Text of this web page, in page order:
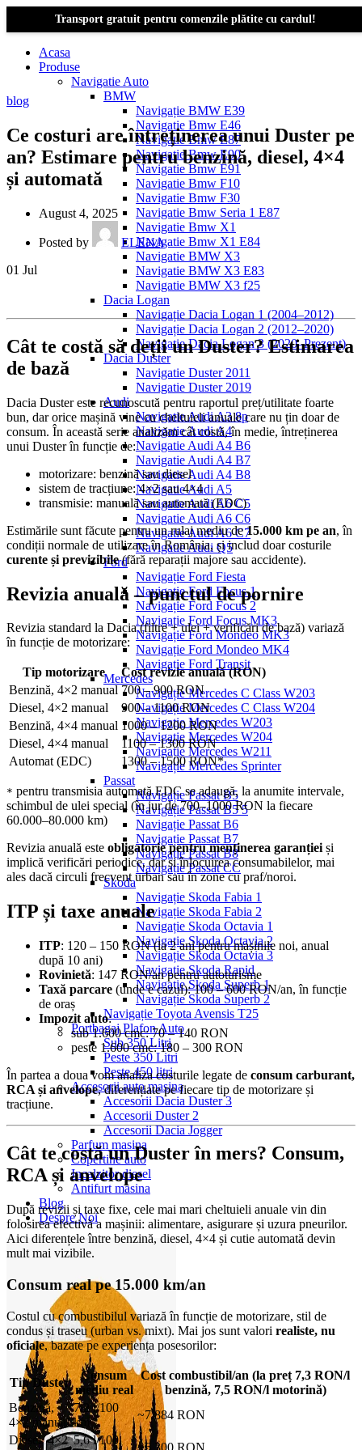
Transport gratuit pentru comenzile plătite cu cardul!
Acasa
Produse
Navigatie Auto
BMW
Navigație BMW E39
Navigatie Bmw E46
Navigatie Bmw E87
Navigatie Bmw E90
Navigatie Bmw E91
Navigatie Bmw F10
Navigatie Bmw F30
Navigatie Bmw Seria 1 E87
Navigatie Bmw X1
Navigatie Bmw X1 E84
Navigatie BMW X3
Navigatie BMW X3 E83
Navigatie BMW X3 f25
Dacia Logan
Navigație Dacia Logan 1 (2004–2012)
Navigație Dacia Logan 2 (2012–2020)
Navigație Dacia Logan 3 (2020–Prezent)
Dacia Duster
Navigatie Duster 2011
Navigatie Duster 2019
Audi
Navigatie Audi A3 8p
Navigatie Audi A4
Navigatie Audi A4 B6
Navigatie Audi A4 B7
Navigatie Audi A4 B8
Navigatie Audi A5
Navigatie Audi A6 C5
Navigatie Audi A6 C6
Navigatie Audi A6 C7
Navigatie Audi Q5
Ford
Navigație Ford Fiesta
Navigație Ford Focus 1
Navigație Ford Focus 2
Navigație Ford Focus MK3
Navigație Ford Mondeo MK3
Navigație Ford Mondeo MK4
Navigație Ford Transit
Mercedes
Navigație Mercedes C Class W203
Navigație Mercedes C Class W204
Navigație Mercedes W203
Navigație Mercedes W204
Navigație Mercedes W211
Navigație Mercedes Sprinter
Passat
Navigație Passat B5
Navigație Passat B5 5
Navigație Passat B6
Navigație Passat B7
Navigație Passat B8
Navigație Passat CC
Skoda
Navigație Skoda Fabia 1
Navigație Skoda Fabia 2
Navigație Skoda Octavia 1
Navigație Skoda Octavia 2
Navigație Skoda Octavia 3
Navigație Skoda Rapid
Navigație Skoda Superb 1
Navigație Skoda Superb 2
Navigație Toyota Avensis T25
Portbagaj Plafon Auto
Sub 350 Litri
Peste 350 Litri
Peste 450 litri
Accesorii auto masina
Accesorii Dacia Duster 3
Accesorii Duster 2
Accesorii Dacia Jogger
Parfum masina
Copertine auto
Incalzitor diesel
Antifurt masina
Blog
Despre Noi
blog
Ce costuri are întreținerea unui Duster pe
an? Estimare pentru benzină, diesel, 4×4
și automată
August 4, 2025
Posted by
ELENA
01 Jul
Cât te costă să deții un Duster? Estimarea
de bază
Dacia Duster este recunoscută pentru raportul preț/utilitate foarte
bun, dar orice mașină vine cu cheltuieli anuale care nu țin doar de
consum. În această serie analizăm cât costă, în medie, întreținerea
unui Duster în funcție de:
motorizare: benzină sau diesel
sistem de tracțiune: 4×2 sau 4×4
transmisie: manuală sau automată (EDC)
Estimările sunt făcute pentru un rulaj mediu de15.000 km pe an, în
condiții normale de utilizare în România, și includ doar costurile
curente și previzibile(fără reparații majore sau accidente).
Revizia anuală – punctul de pornire
Revizia standard la Dacia (filtre + ulei + verificări de bază) variază
în funcție de motorizare:
Tip motorizare
Cost revizie anuală (RON)
Benzină, 4×2 manual 700 – 900 RON
Diesel, 4×2 manual
900 – 1100 RON
Benzină, 4×4 manual 1000 – 1200 RON
Diesel, 4×4 manual
1100 – 1300 RON
Automat (EDC)
1300 – 1500 RON*
* pentru transmisia automată EDC se adaugă, la anumite intervale,
schimbul de ulei special (în jur de 700–1000 RON la fiecare
60.000–80.000 km)
Revizia anuală este obligatorie pentru menținerea garanțieiși
implică verificări periodice, dar și înlocuirea consumabilelor, mai
ales dacă circuli frecvent urban sau în zone cu praf/noroi.
ITP și taxe anuale
ITP: 120 – 150 RON (la 2 ani pentru mașinile noi, anual
după 10 ani)
Rovinietă: 147 RON/an pentru autoturisme
Taxă parcare (unde e cazul): 100 – 600 RON/an, în funcție
de oraș
Impozit auto:
sub 1.600 cmc: 70 – 140 RON
peste 1.600 cmc: 180 – 300 RON
În partea a doua vom analiza costurile legate de consum carburant,
RCA și anvelope, diferențiate pe fiecare tip de motorizare și
tracțiune.
Cât te costă un Duster în mers? Consum,
RCA și anvelope
După revizii și taxe fixe, cele mai mari cheltuieli anuale vin din
folosirea efectivă a mașinii: alimentare, asigurare și uzura pneurilor.
Aici diferențele între benzină, diesel, 4×4 și cutie automată devin
mult mai vizibile.
Consum real pe 15.000 km/an
Costul cu combustibilul variază în funcție de motorizare, stil de
condus și traseu (urban vs. mixt). Mai jos sunt valori realiste, nu
oficiale, bazate pe experiența posesorilor:
Tip Duster
Consum
mediu real
Cost combustibil/an (la preț 7,3 RON/l
benzină, 7,5 RON/l motorină)
Benzină,
4×2 manual
7,2 l/100
km
~7.884 RON
Diesel, 4×2 5,6 l/100
~6.300 RON